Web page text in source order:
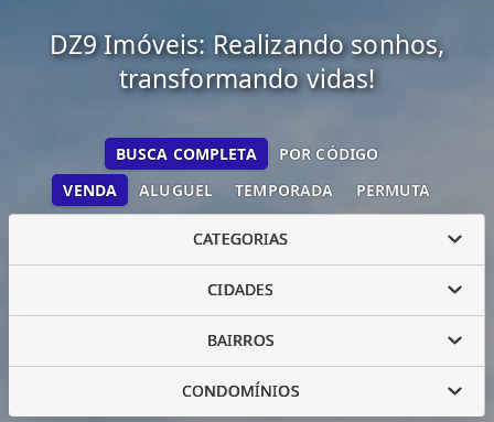
DZ9 Imóveis: Realizando sonhos,
transformando vidas!
VENDA ALUGUEL TEMPORADA PERMUTA
BUSCA COMPLETA POR CÓDIGO
CATEGORIAS
CIDADES
BAIRROS
CONDOMÍNIOS